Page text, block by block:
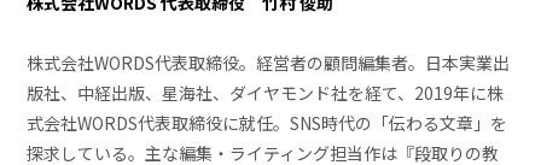
株式会社WORDS代表取締役。経営者の顧問編集者。日本実業出
版社、中経出版、星海社、ダイヤモンド社を経て、2019年に株
式会社WORDS代表取締役に就任。SNS時代の「伝わる文章」を
探求している。主な編集・ライティング担当作は『段取りの教